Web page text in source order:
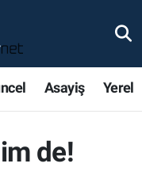
Asayiş Yerel
de!